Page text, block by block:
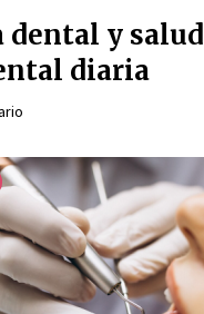
dental y salud
diaria